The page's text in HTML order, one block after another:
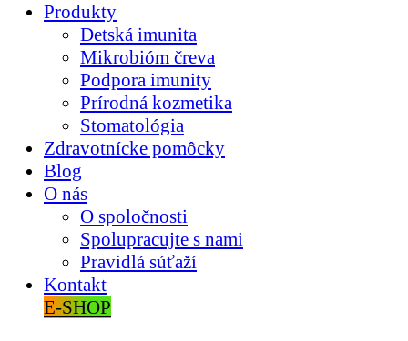
Produkty
Detská imunita
Mikrobióm čreva
Podpora imunity
Prírodná kozmetika
Stomatológia
Zdravotnícke pomôcky
Blog
O nás
O spoločnosti
Spolupracujte s nami
Pravidlá súťaží
Kontakt
E-SHOP